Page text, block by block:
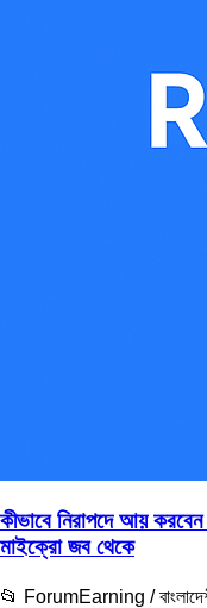
কীভাবে নিরাপদে আয় করবেন
মাইক্রো জব থেকে
📂 ForumEarning /